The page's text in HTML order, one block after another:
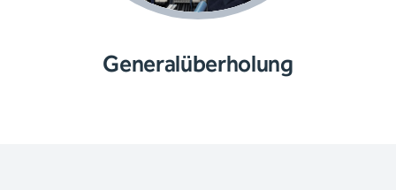
Generalüberholung